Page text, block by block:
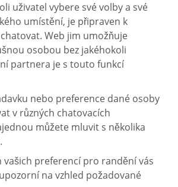
uživatel vybere své volby a své
umístění, je připraven k
Web jim umožňuje
osobou bez jakéhokoli
partnera je s touto funkcí
nebo preference dané osoby
v různých chatovacích
můžete mluvit s několika
vašich preferencí pro randění vás
na vzhled požadované